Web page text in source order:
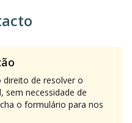
de resolver o
sem necessidade de
o formulário para nos